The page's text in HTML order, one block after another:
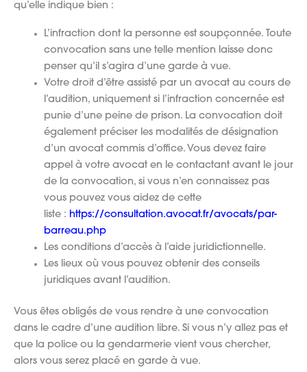
qu’elle indique bien :
L’infraction dont la personne est soupçonnée. Toute
convocation sans une telle mention laisse donc
penser qu’il s’agira d’une garde à vue.
Votre droit d’être assisté par un avocat au cours de
l’audition, uniquement si l’infraction concernée est
punie d’une peine de prison. La convocation doit
également préciser les modalités de désignation
d’un avocat commis d’office. Vous devez faire
appel à votre avocat en le contactant avant le jour
de la convocation, si vous n’en connaissez pas
vous pouvez vous aidez de cette
liste : https://consultation.avocat.fr/avocats/par-
barreau.php
Les conditions d’accès à l’aide juridictionnelle.
Les lieux où vous pouvez obtenir des conseils
juridiques avant l’audition.
Vous êtes obligés de vous rendre à une convocation
dans le cadre d’une audition libre. Si vous n’y allez pas et
que la police ou la gendarmerie vient vous chercher,
alors vous serez placé en garde à vue.